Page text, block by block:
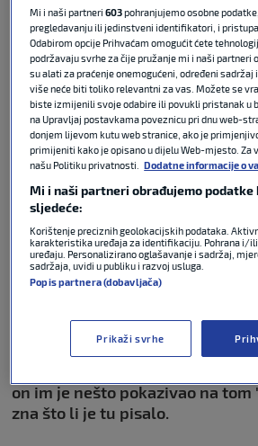
Podijeli :
Nogometaši Bayerna slavili su u
u gostima kod Wolfsburga 3:2.
Bavaraca za 2:2 kada je autogol
Nakon gola Thomas Muller iz
on im je nešto pokazivao na
zna što li je tu pisalo.
Mi i naši partneri603pohranjujemo osobne
pregledavanju ili jedinstveni identifikatori, i
Odabirom opcije Prihvaćam omogućit ćete
podržavaju svrhe za čije pružanje mi i naši partneri
su alati za praćenje onemogućeni, određeni
više neće biti toliko relevantni za vas. Možete se
biste izmijenili svoje odabire ili povukli pristanak u
na Upravljaj postavkama poveznicu pri dnu web-
donjem lijevom kutu web stranice, ako je
primijeniti kako je opisano u dijelu Web-mjesto. Za
našu Politiku privatnosti.
Dodatne informacije o
Mi i naši partneri obrađujemo podatke
sljedeće:
Korištenje preciznih geolokacijskih podataka.
karakteristika uređaja za identifikaciju. Pohrana i/
uređaju. Personalizirano oglašavanje i sadržaj,
sadržaja, uvidi u publiku i razvoj usluga.
Popis partnera (dobavljača)
Prikaži svrhe